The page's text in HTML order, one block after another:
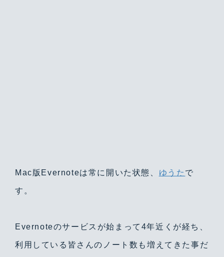
Mac版Evernoteは常に開いた状態、 ゆうた で
す。
Evernoteのサービスが始まって4年近くが経ち、
利用している皆さんのノート数も増えてきた事だ